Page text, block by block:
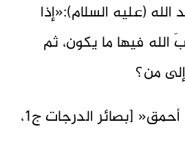
(عليه السلام):«إذا
الله فيها ما يكون، ثم
من؟
قال:«إلى من ترى يا أحمق« [بصائر الدرجات ج1،